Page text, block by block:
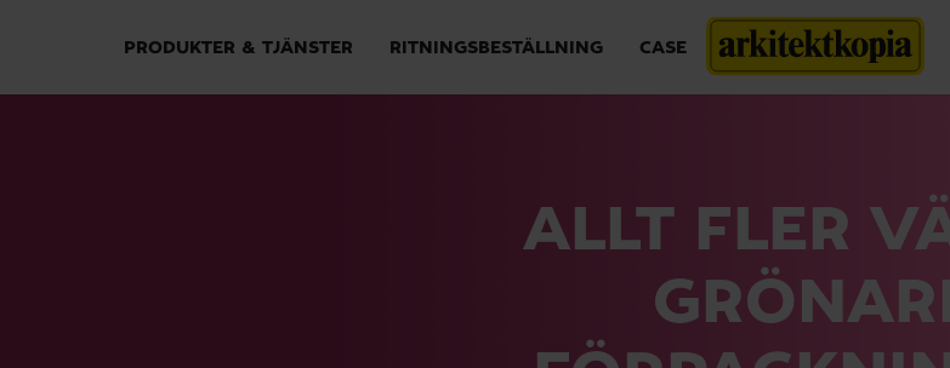
PRODUKTER & TJÄNSTER RITNINGSBESTÄLLNING CASE
ALLT FLER